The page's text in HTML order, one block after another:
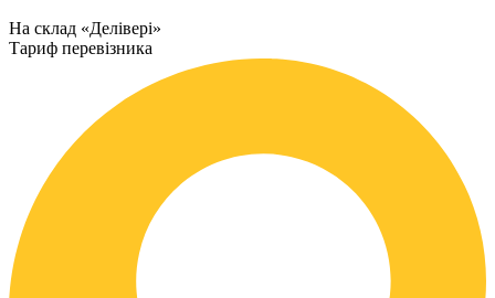
На склад «Делівері»
Тариф перевізника